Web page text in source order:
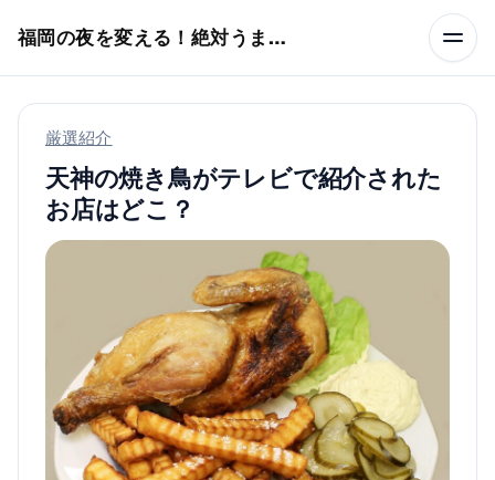
福岡の夜を変える！絶対うまい店
厳選紹介
天神の焼き鳥がテレビで紹介された
お店はどこ？